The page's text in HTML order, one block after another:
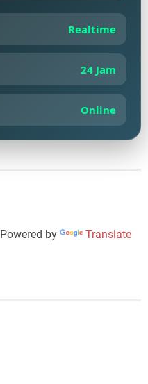
Realtime
24 Jam
Online
Powered by Translate